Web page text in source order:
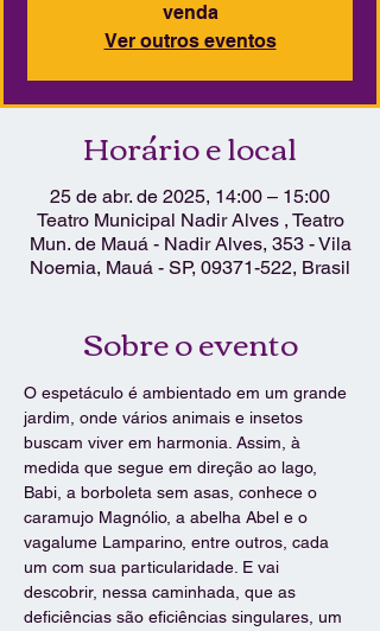
venda
Ver outros eventos
Horário e local
25 de abr. de 2025, 14:00 – 15:00
Teatro Municipal Nadir Alves , Teatro
Mun. de Mauá - Nadir Alves, 353 - Vila
Noemia, Mauá - SP, 09371-522, Brasil
Sobre o evento
O espetáculo é ambientado em um grande
jardim, onde vários animais e insetos
buscam viver em harmonia. Assim, à
medida que segue em direção ao lago,
Babi, a borboleta sem asas, conhece o
caramujo Magnólio, a abelha Abel e o
vagalume Lamparino, entre outros, cada
um com sua particularidade. E vai
descobrir, nessa caminhada, que as
deficiências são eficiências singulares, um